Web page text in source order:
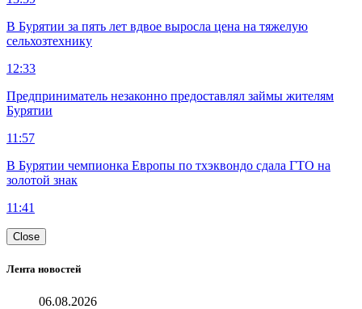
В Бурятии за пять лет вдвое выросла цена на тяжелую
сельхозтехнику
12:33
Предприниматель незаконно предоставлял займы жителям
Бурятии
11:57
В Бурятии чемпионка Европы по тхэквондо сдала ГТО на
золотой знак
11:41
Close
Лента новостей
06.08.2026